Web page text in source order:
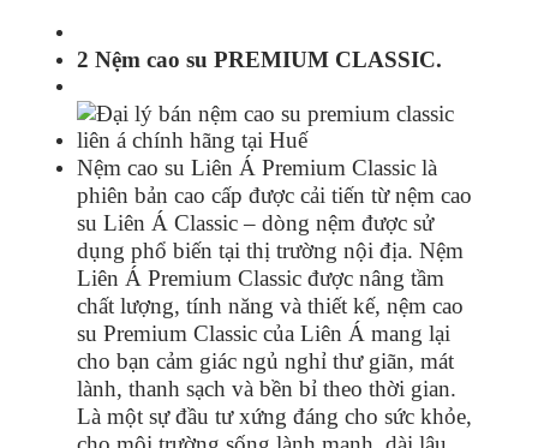
2 Nệm cao su PREMIUM CLASSIC.
Nệm cao su Liên Á Premium Classic là
phiên bản cao cấp được cải tiến từ nệm cao
su Liên Á Classic – dòng nệm được sử
dụng phổ biến tại thị trường nội địa. Nệm
Liên Á Premium Classic được nâng tầm
chất lượng, tính năng và thiết kế, nệm cao
su Premium Classic của Liên Á mang lại
cho bạn cảm giác ngủ nghỉ thư giãn, mát
lành, thanh sạch và bền bỉ theo thời gian.
Là một sự đầu tư xứng đáng cho sức khỏe,